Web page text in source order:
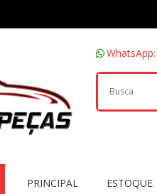
WhatsApp:
PRINCIPAL ESTOQUE